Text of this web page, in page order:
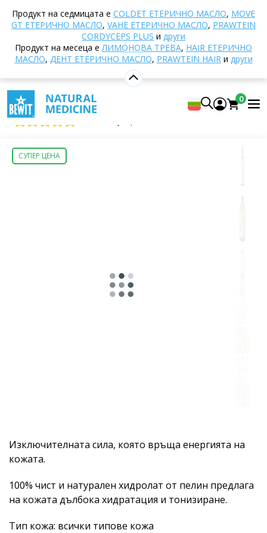
Продукт на седмицата е COLDET EТЕРИЧНО МАСЛО, MOVE
GT ЕТЕРИЧНО МАСЛО, VAHE ЕТЕРИЧНО МАСЛО, PRAWTEIN
CORDYCEPS PLUS и други
Продукт на месеца еЛИМОНОВА ТРЕВА, HAIR ЕТЕРИЧНО
МАСЛО, ДЕНТ ЕТЕРИЧНО МАСЛО, PRAWTEIN HAIRи други
0
Козметични хидролати
Хидрат от пелин BIO
Хидрат от пелин BIO
100% ЕСТЕСТВЕН ХИДРОЛАТ
BEWIT Wormwood hydrosol BIO
5
СУПЕР ЦЕНА
Изключителната сила, която връща енергията на
кожата.
100% чист и натурален хидролат от пелин предлага
на кожата дълбока хидратация и тонизиране.
Тип кожа: всички типове кожа